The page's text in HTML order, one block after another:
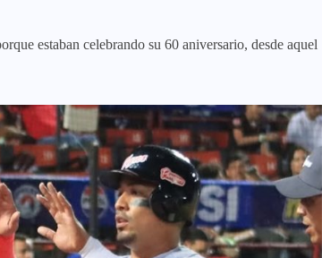
estaban celebrando su 60 aniversario, desde aquel